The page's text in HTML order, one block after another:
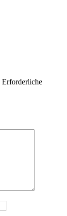
Erforderliche